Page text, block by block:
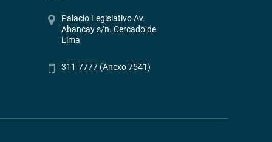
Palacio Legislativo Av.
Abancay s/n. Cercado de
Lima
311-7777 (Anexo 7541)